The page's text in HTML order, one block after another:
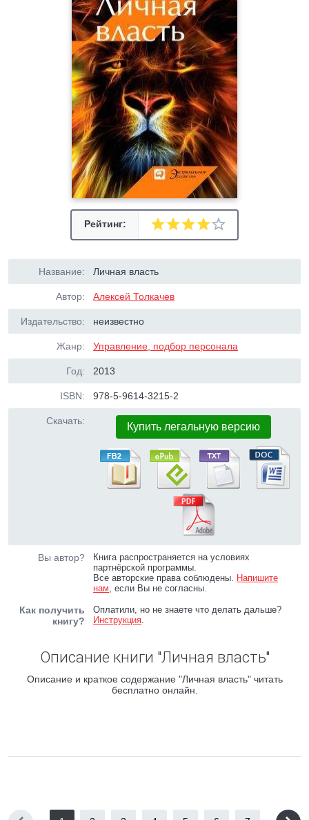
Рейтинг:
Название: Личная власть
Автор: Алексей Толкачев
Издательство: неизвестно
Жанр: Управление, подбор персонала
Год: 2013
ISBN: 978-5-9614-3215-2
Скачать: Купить легальную версию
Вы автор?
Книга распространяется на условиях
партнёрской программы.
Все авторские права соблюдены. Напишите
нам, если Вы не согласны.
Как получить
книгу?
Оплатили, но не знаете что делать дальше?
Инструкция.
Описание книги "Личная власть"
Описание и краткое содержание "Личная власть" читать
бесплатно онлайн.